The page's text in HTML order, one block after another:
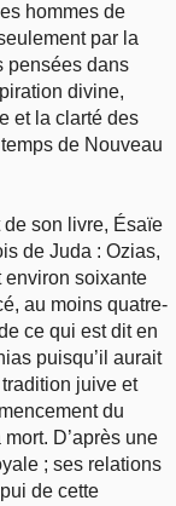
hommes de
par la
pensées dans
divine,
et la clarté des
de Nouveau
de son livre, Ésaïe
de Juda : Ozias,
environ soixante
au moins quatre-
ce qui est dit en
puisqu’il aurait
juive et
du
D’après une
; ses relations
de cette